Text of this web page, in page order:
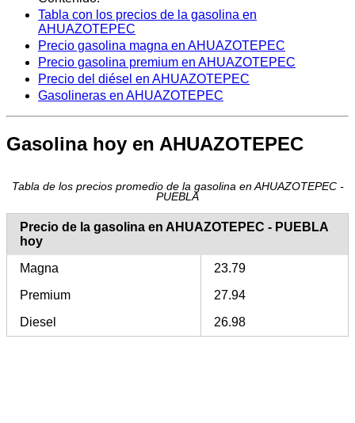
Tabla con los precios de la gasolina en
AHUAZOTEPEC
Precio gasolina magna en AHUAZOTEPEC
Precio gasolina premium en AHUAZOTEPEC
Precio del diésel en AHUAZOTEPEC
Gasolineras en AHUAZOTEPEC
Gasolina hoy en AHUAZOTEPEC
Tabla de los precios promedio de la gasolina en AHUAZOTEPEC -
PUEBLA
Precio de la gasolina en AHUAZOTEPEC - PUEBLA
hoy
Magna
23.79
Premium
27.94
Diesel
26.98